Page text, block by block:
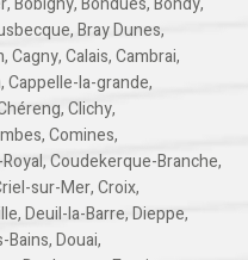
,Bray Dunes,
,Cagny,Calais,Cambrai,
,Cappelle-la-grande,
,Clichy,
,Comines,
,Coudekerque-Branche,
sur-Mer,Croix,
,Deuil-la-Barre,Dieppe,
Bains,Douai,